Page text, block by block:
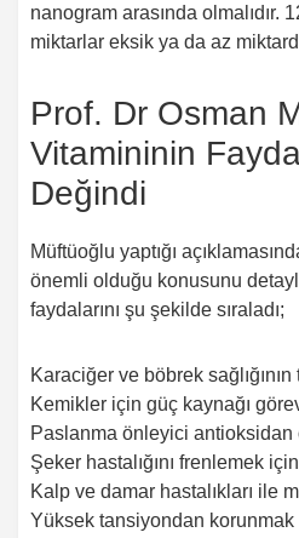
nanogram arasında olmalıdır.
miktarlar eksik ya da az
Prof. Dr Osman
Vitamininin
Değindi
Müftüoğlu yaptığı
önemli olduğu konusunu
faydalarını şu şekilde sıraladı;
Karaciğer ve böbrek
Kemikler için güç kaynağı
Paslanma önleyici antioksidan
Şeker hastalığını frenlemek
Kalp ve damar hastalıkları ile
Yüksek tansiyondan